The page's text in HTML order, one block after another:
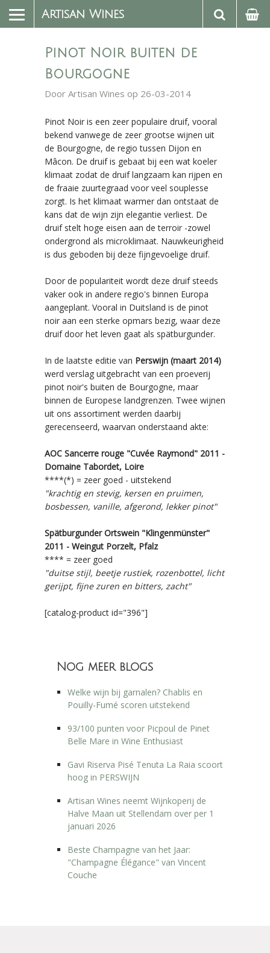
Artisan Wines
Pinot Noir buiten de
Bourgogne
Door Artisan Wines op 26-03-2014
Pinot Noir is een zeer populaire druif, vooral
bekend vanwege de zeer grootse wijnen uit
de Bourgogne, de regio tussen Dijon en
Mâcon. De druif is gebaat bij een wat koeler
klimaat zodat de druif langzaam kan rijpen en
de fraaie zuurtegraad voor veel souplesse
zorgt. Is het klimaat warmer dan ontstaat de
kans dat de wijn zijn elegantie verliest. De
druif stelt hoge eisen aan de terroir -zowel
ondergrond als microklimaat. Nauwkeurigheid
is dus geboden bij deze fijngevoelige druif.
Door de populariteit wordt deze druif steeds
vaker ook in andere regio's binnen Europa
aangeplant. Vooral in Duitsland is de pinot
noir aan een sterke opmars bezig, waar deze
druif door het leven gaat als spätburgunder.
In de laatste editie van Perswijn (maart 2014)
werd verslag uitgebracht van een proeverij
pinot noir's buiten de Bourgogne, maar
binnen de Europese landgrenzen. Twee wijnen
uit ons assortiment werden daarbij
gerecenseerd, waarvan onderstaand akte:
AOC Sancerre rouge "Cuvée Raymond" 2011 -
Domaine Tabordet, Loire
****(*) = zeer goed - uitstekend
"krachtig en stevig, kersen en pruimen,
bosbessen, vanille, afgerond, lekker pinot"
Spätburgunder Ortswein "Klingenmünster"
2011 - Weingut Porzelt, Pfalz
**** = zeer goed
"duitse stijl, beetje rustiek, rozenbottel, licht
gerijpt, fijne zuren en bitters, zacht"
[catalog-product id="396"]
Nog meer blogs
Welke wijn bij garnalen? Chablis en
Pouilly-Fumé scoren uitstekend
93/100 punten voor Picpoul de Pinet
Belle Mare in Wine Enthusiast
Gavi Riserva Pisé Tenuta La Raia scoort
hoog in PERSWIJN
Artisan Wines neemt Wijnkoperij de
Halve Maan uit Stellendam over per 1
januari 2026
Beste Champagne van het Jaar:
"Champagne Élégance" van Vincent
Couche